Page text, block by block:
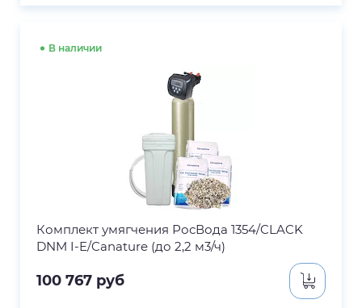
В наличии
Комплект умягчения РосВода 1354/CLACK
DNM I-E/Canature (до 2,2 м3/ч)
100 767 руб